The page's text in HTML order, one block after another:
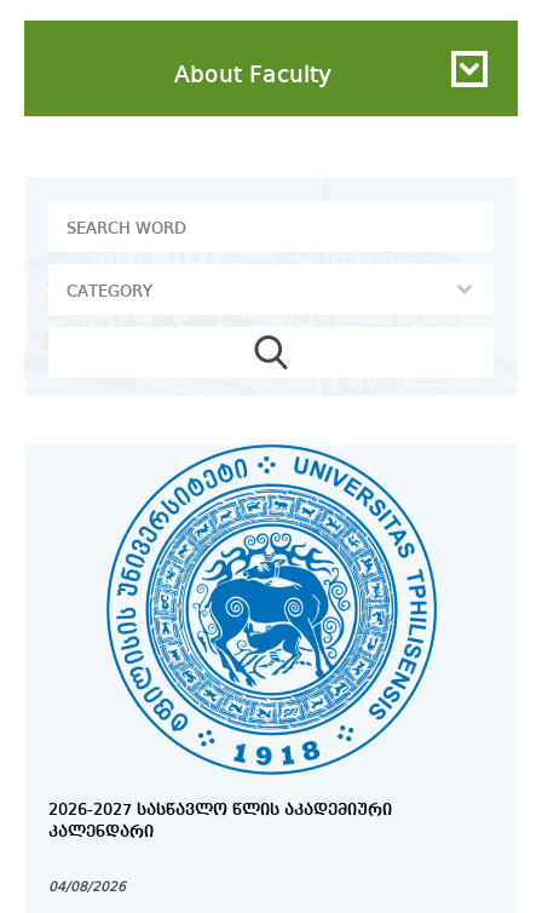
About Faculty
2026-2027 ᲡᲐᲡᲬᲐᲕᲚᲝ ᲬᲚᲘᲡ ᲐᲙᲐᲓᲔᲛᲘᲣᲠᲘ
ᲙᲐᲚᲔᲜᲓᲐᲠᲘ
04/08/2026